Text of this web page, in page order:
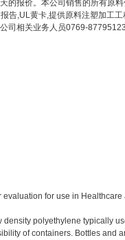
的报价。本公司销售的所有原
告,UL黄卡,提供原料注塑加工
公司相关业务人员0769-
for use in
density polyethylene typically
of containers. Bottles and